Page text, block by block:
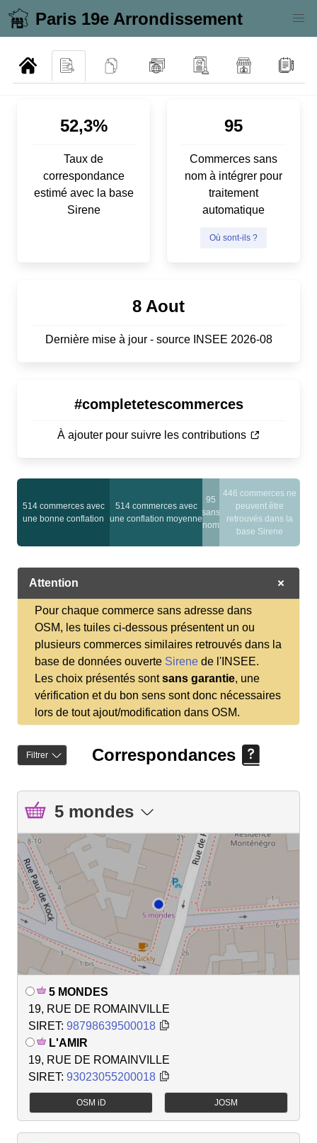
Paris 19e Arrondissement
52,3%
Taux de
correspondance
estimé avec la base
Sirene
95
Commerces sans
nom à intégrer pour
traitement
automatique
Où sont-ils ?
8 Aout
Dernière mise à jour - source INSEE 2026-08
#completetescommerces
À ajouter pour suivre les contributions
514 commerces avec
une bonne conflation
514 commerces avec
une conflation moyenne
95
sans
nom
446 commerces ne
peuvent être
retrouvés dans la
base Sirene
Attention
Pour chaque commerce sans adresse dans
OSM, les tuiles ci-dessous présentent un ou
plusieurs commerces similaires retrouvés dans la
base de données ouverte Sirene de l'INSEE.
Les choix présentés sontsans garantie, une
vérification et du bon sens sont donc nécessaires
lors de tout ajout/modification dans OSM.
Filtrer Correspondances
5 mondes
5 MONDES
19, RUE DE ROMAINVILLE
SIRET: 98798639500018
L'AMIR
19, RUE DE ROMAINVILLE
SIRET: 93023055200018
OSM iD JOSM